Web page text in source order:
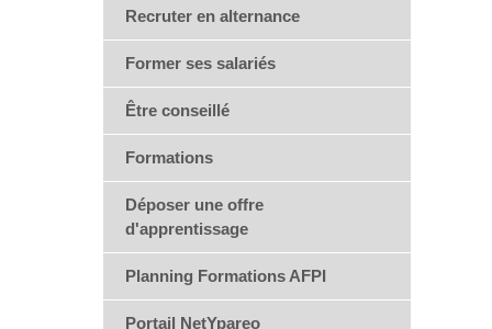
Recruter en alternance
Former ses salariés
Être conseillé
Formations
Déposer une offre
d'apprentissage
Planning Formations AFPI
Portail NetYpareo